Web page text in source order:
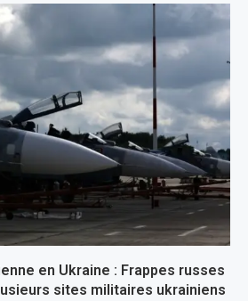
en Ukraine : Frappes russes
sites militaires ukrainiens